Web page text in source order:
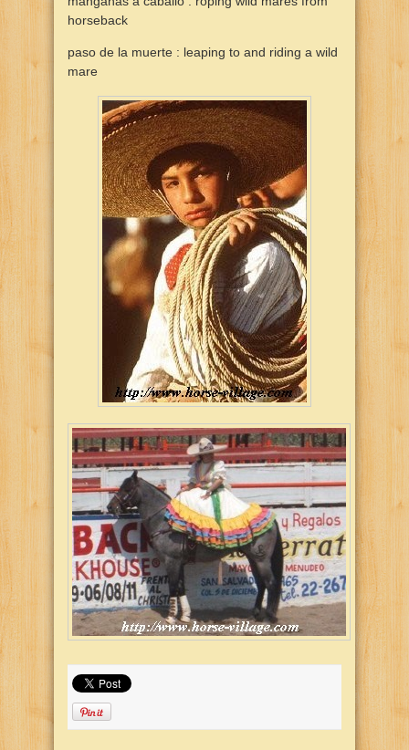
horseback
paso de la muerte : leaping to and riding a wild
mare